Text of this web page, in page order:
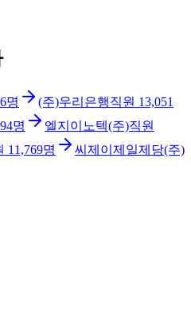
명 (주)우리은행직원 13,051
명 엘지이노텍(주)직원
11,769명
씨제이제일제당(주)